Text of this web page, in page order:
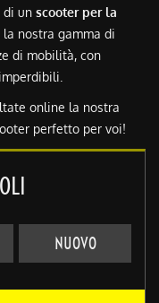
di un scooter per la
la nostra gamma di
di mobilità, con
online la nostra
perfetto per voi!
NUOVO